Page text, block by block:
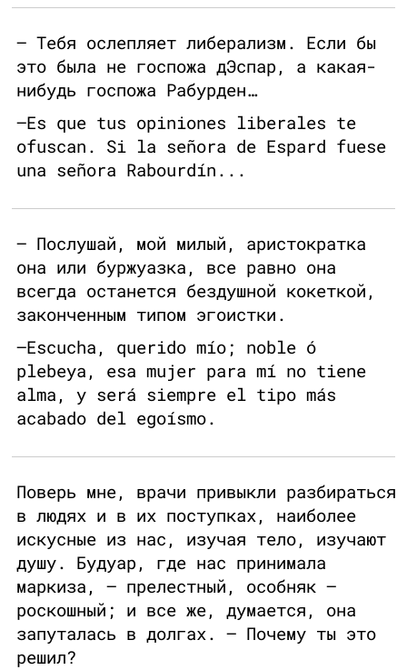
— Тебя ослепляет либерализм. Если бы
это была не госпожа дЭспар, а какая-
нибудь госпожа Рабурден…
—Es que tus opiniones liberales te
ofuscan. Si la señora de Espard fuese
una señora Rabourdín...
— Послушай, мой милый, аристократка
она или буржуазка, все равно она
всегда останется бездушной кокеткой,
законченным типом эгоистки.
—Escucha, querido mío; noble ó
plebeya, esa mujer para mí no tiene
alma, y será siempre el tipo más
acabado del egoísmo.
Поверь мне, врачи привыкли разбираться
в людях и в их поступках, наиболее
искусные из нас, изучая тело, изучают
душу. Будуар, где нас принимала
маркиза, — прелестный, особняк —
роскошный; и все же, думается, она
запуталась в долгах. — Почему ты это
решил?